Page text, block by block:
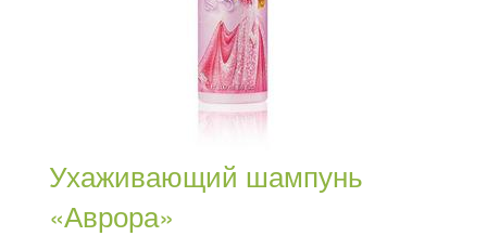
Ухаживающий шампунь
«Аврора»